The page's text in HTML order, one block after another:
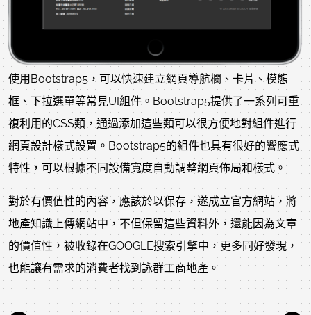
使用Bootstrap5，可以快速建立網頁導航欄、卡片、模態
框、下拉選單等常見UI組件。Bootstrap5提供了一系列可重
複利用的CSS類，通過添加這些類可以很方便地對組件進行
網頁設計樣式設置。Bootstrap5的組件也具有很好的響應式
特性，可以根據不同設備寬度自動調整網頁佈局和樣式。
對於有價值性的內容，應該於以保存，遂成立官方網站，將
地產知識上傳網站中，不但保留這些資料外，還能因為文章
的價值性，被收錄在GOOGLE搜索引擎中，更多同好發現，
也能讓有需求的消費者找到詠群工商地產。